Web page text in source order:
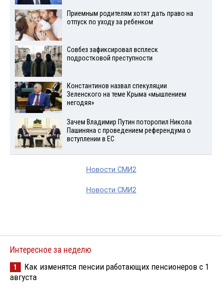
Приемным родителям хотят дать право на
отпуск по уходу за ребенком
Совбез зафиксировал всплеск
подростковой преступности
Константинов назвал спекуляции
Зеленского на теме Крыма «мышлением
негодяя»
Зачем Владимир Путин поторопил Никола
Пашиняна с проведением референдума о
вступлении в ЕС
Новости СМИ2
Новости СМИ2
Интересное за неделю
1
Как изменятся пенсии работающих пенсионеров с 1
августа